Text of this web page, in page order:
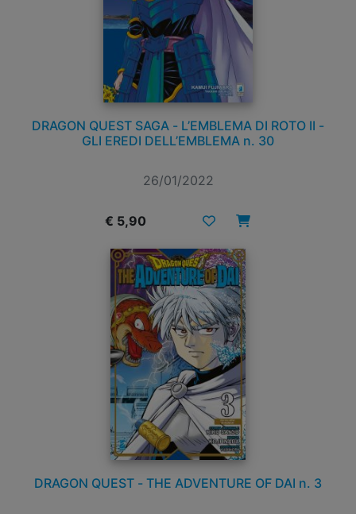
DRAGON QUEST SAGA - L’EMBLEMA DI ROTO II -
GLI EREDI DELL’EMBLEMA n. 30
26/01/2022
€ 5,90
DRAGON QUEST - THE ADVENTURE OF DAI n. 3